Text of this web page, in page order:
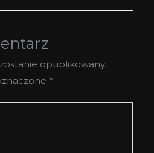
opublikowany.
*